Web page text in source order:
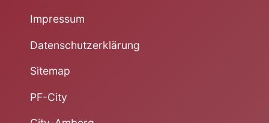
Impressum
Datenschutzerklärung
Sitemap
PF-City